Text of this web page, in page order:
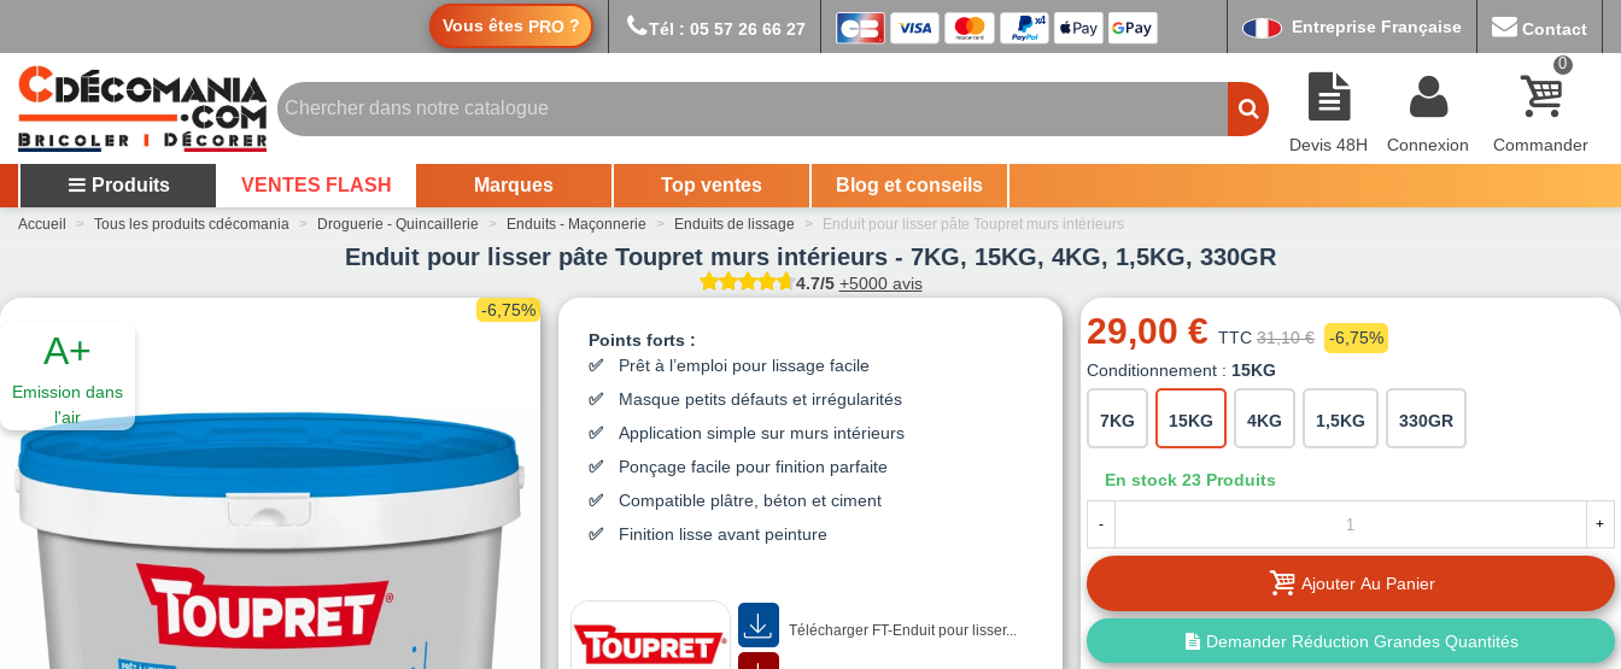
Vous êtes PRO ? Tél : 05 57 26 66 27 Entreprise Française Contact
Devis 48H Connexion
0
Commander
Produits VENTES FLASH Marques Top ventes Blog et conseils
Accueil > Tous les produits cdécomania > Droguerie - Quincaillerie > Enduits - Maçonnerie > Enduits de lissage > Enduit pour lisser pâte Toupret murs intérieurs
Enduit pour lisser pâte Toupret murs intérieurs - 7KG, 15KG, 4KG, 1,5KG, 330GR
4.7/5 +5000 avis
A+
Emission dans
l'air
-6,75%
Points forts :
Prêt à l’emploi pour lissage facile
Masque petits défauts et irrégularités
Application simple sur murs intérieurs
Ponçage facile pour finition parfaite
Compatible plâtre, béton et ciment
Finition lisse avant peinture
Télécharger FT-Enduit pour lisser...
29,00 € TTC 31,10 €
-6,75%
Conditionnement : 15KG
7KG 15KG 4KG 1,5KG 330GR
En stock 23 Produits
- +
Ajouter Au Panier
Demander Réduction Grandes Quantités